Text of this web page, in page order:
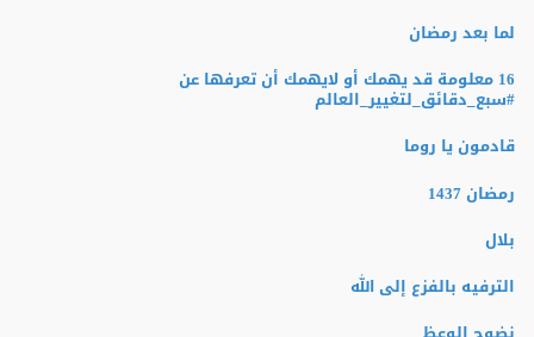
لما بعد رمضان
16 معلومة قد يهمك أو لايهمك أن تعرفها عن
‫#‏سبع_دقائق_لتغيير_العالم‬
قادمون يا روما
رمضان 1437
بلال
الترفيه بالفزع إلى الله